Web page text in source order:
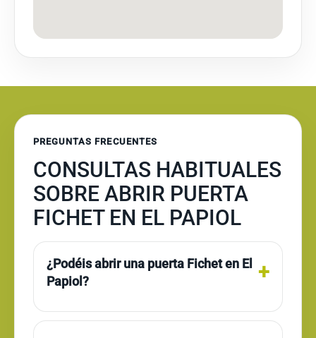
PREGUNTAS FRECUENTES
CONSULTAS HABITUALES
SOBRE ABRIR PUERTA
FICHET EN EL PAPIOL
¿Podéis abrir una puerta Fichet en El
Papiol?